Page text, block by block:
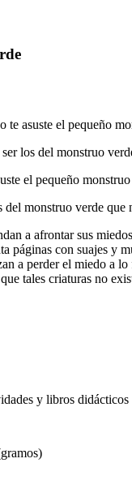
asuste el pequeño
los del monstruo
el pequeño
monstruo verde
a afrontar sus
páginas con suajes y
a perder el miedo a
tales criaturas no
y libros didácticos